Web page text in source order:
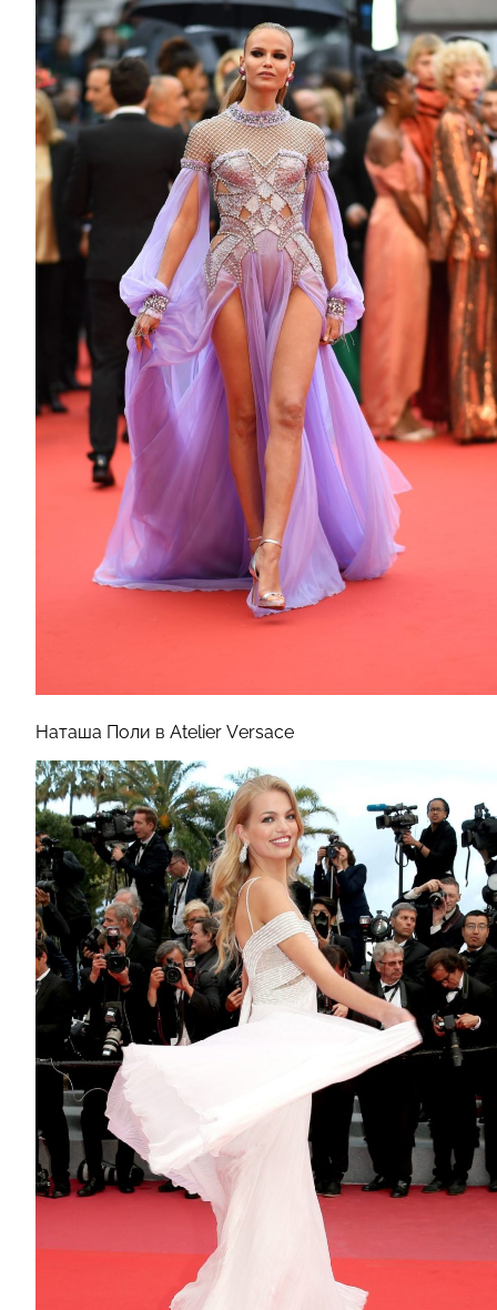
Наташа Поли в Atelier Versace